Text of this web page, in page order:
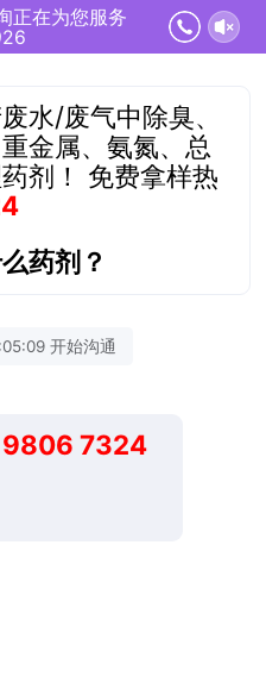
正在为您服务
水/废气中除臭、
金属、氨氮、总
剂！ 免费拿样热
药剂？
开始沟通
7324